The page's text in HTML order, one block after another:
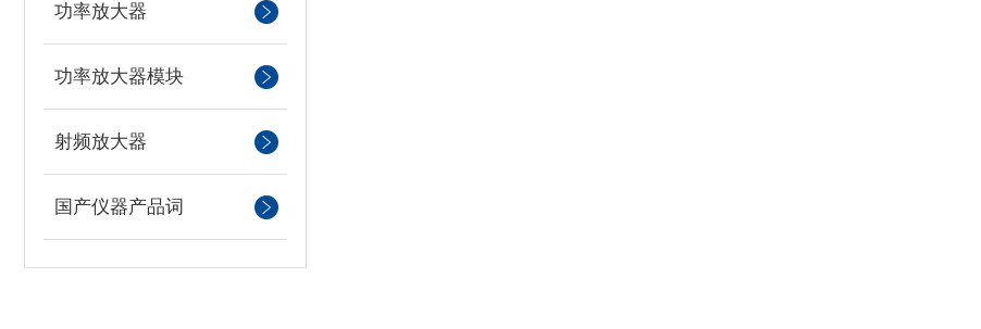
功率放大器
功率放大器模块
射频放大器
国产仪器产品词